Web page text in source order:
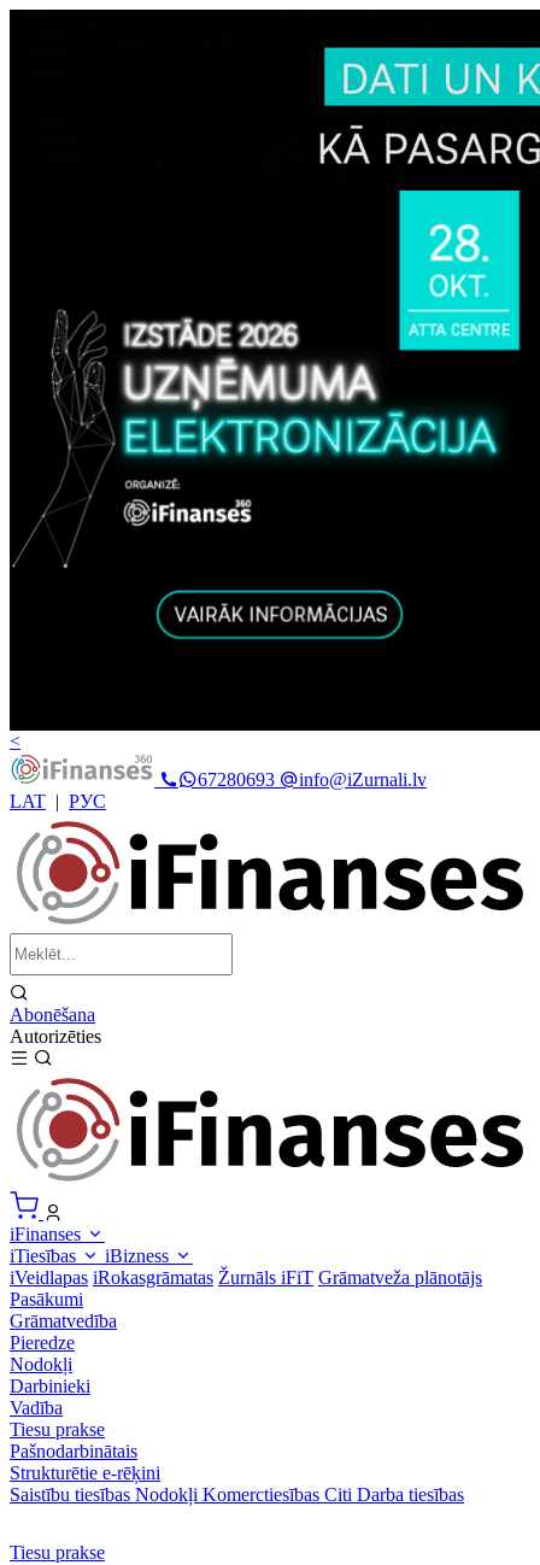
<
67280693
info@iZurnali.lv
LAT | РУС
Abonēšana
Autorizēties
iFinanses
iTiesības
iBizness
iVeidlapas iRokasgrāmatas Žurnāls iFiT Grāmatveža plānotājs
Pasākumi
Grāmatvedība
Pieredze
Nodokļi
Darbinieki
Vadība
Tiesu prakse
Pašnodarbinātais
Strukturētie e-rēķini
Saistību tiesības Nodokļi Komerctiesības Citi Darba tiesības
Tiesu prakse